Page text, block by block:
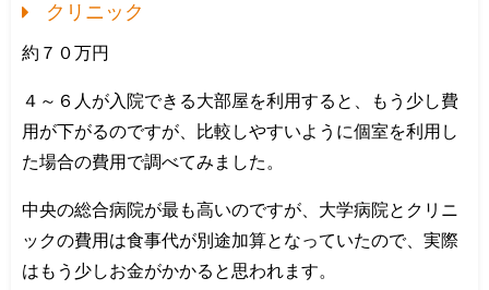
クリニック
約７０万円
４～６人が入院できる大部屋を利用すると、もう少し費
用が下がるのですが、比較しやすいように個室を利用し
た場合の費用で調べてみました。
中央の総合病院が最も高いのですが、大学病院とクリニ
ックの費用は食事代が別途加算となっていたので、実際
はもう少しお金がかかると思われます。